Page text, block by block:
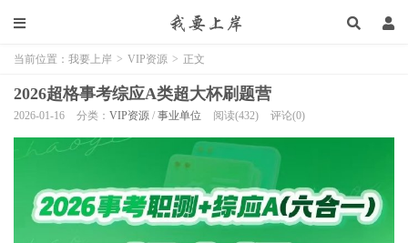
当前位置： 我要上岸 > VIP资源 > 正文
2026超格事考综应A类超大杯刷题营
2026-01-16 分类： VIP资源 / 事业单位 阅读(432) 评论(0)